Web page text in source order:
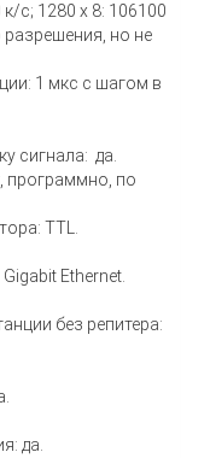
c; 1280 x 8: 106100
но не
1 мкс с шагом в
сигнала: да.
программно, по
TTL.
Ethernet.
без репитера:
да.